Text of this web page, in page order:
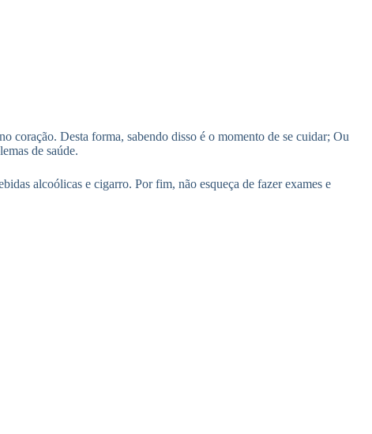
coração. Desta forma, sabendo disso é o momento de se cuidar; Ou
de saúde.
alcoólicas e cigarro. Por fim, não esqueça de fazer exames e